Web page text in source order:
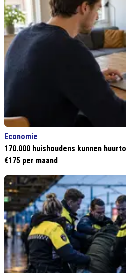
Economie
170.000 huishoudens kunnen
€175 per maand